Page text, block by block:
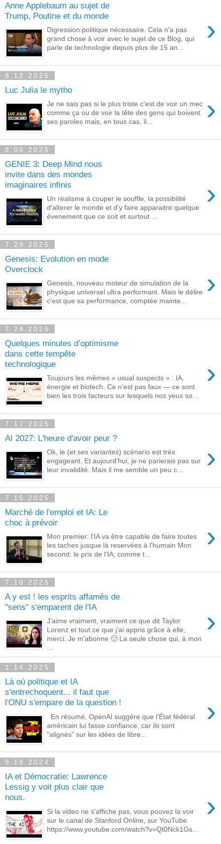
Anne Applebaum au sujet de
Trump, Poutine et du monde
›
Digression politique nécessaire. Cela n'a pas
grand chose à voir avec le sujet de ce Blog, qui
parle de technologie depuis plus de 15 an...
8.12.2025
Luc Julia le mytho
›
Je ne sais pas si le plus triste c'est de voir un mec
comme ça ou de voir la tête des gens qui boivent
ses paroles mais, en tous cas, il...
8.06.2025
GENIE 3: Deep Mind nous
invite dans des mondes
imaginaires infinis
›
Un réalisme à couper le souffle, la possibilité
d'alterer le monde et d'y faire apparaitre quelque
évenement que ce soit et surtout ...
7.29.2025
Genesis: Evolution en mode
Overclock
›
Genesis, nouveau moteur de simulation de la
physique universel ultra performant. Mais le délire
c'est que sa performance, comptée mainte...
7.24.2025
Quelques minutes d’optimisme
dans cette tempête
technologique
›
Toujours les mêmes « usual suspects » : IA,
énergie et biotech. Ce n’est pas faux — ce sont
bien les trois facteurs sur lesquels nos yeux so...
7.17.2025
AI 2027: L'heure d'avoir peur ?
›
Ok, le (et ses variantes) scénario est très
engageant. Et aujourd’hui, je ne parierais pas sur
leur invalidité. Mais il me semble un peu c...
7.15.2025
Marché de l'emploi et IA: Le
choc à prévoir
›
Mon premier: l'IA va être capable de faire toutes
les taches jusque là reservées à l'humain Mon
second: le prix de l'IA, comme t...
7.10.2025
A y est ! les esprits affamés de
"sens" s'emparent de l'IA
›
J’aime vraiment, vraiment ce que dit Taylor
Lorenz et tout ce que j’ai appris grâce à elle,
merci. Je m’abonne 🙂 La seule chose qui, à mon
...
1.14.2025
Là où politique et IA
s'entrechoquent... il faut que
l'ONU s'empare de la question !
›
En résumé, OpenAI suggère que l'État fédéral
américain lui fasse confiance, car ils sont
"alignés" sur les idées de libre...
9.18.2024
IA et Démocratie: Lawrence
Lessig y voit plus clair que
nous.
›
Si la video ne s'affiche pas, vous pouvez la voir
sur le canal de Stanford Online, sur YouTube
https://www.youtube.com/watch?v=Qt0Nck1Gs...